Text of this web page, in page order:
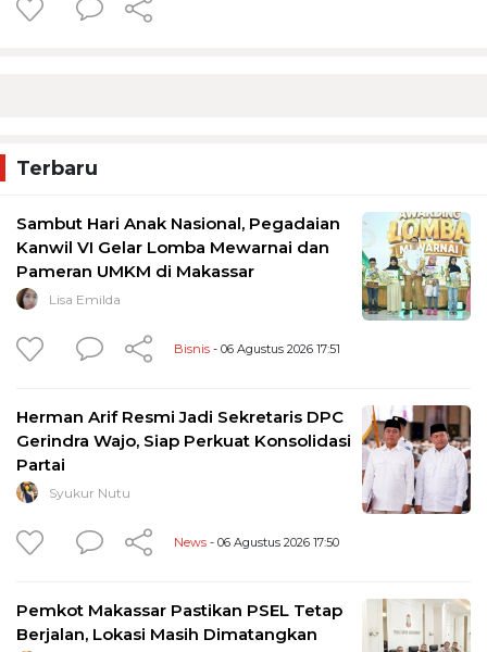
Terbaru
Sambut Hari Anak Nasional, Pegadaian
Kanwil VI Gelar Lomba Mewarnai dan
Pameran UMKM di Makassar
Lisa Emilda
Bisnis - 06 Agustus 2026 17:51
Herman Arif Resmi Jadi Sekretaris DPC
Gerindra Wajo, Siap Perkuat Konsolidasi
Partai
Syukur Nutu
News - 06 Agustus 2026 17:50
Pemkot Makassar Pastikan PSEL Tetap
Berjalan, Lokasi Masih Dimatangkan